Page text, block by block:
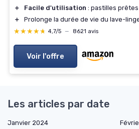
＋
Facile d'utilisation : pastilles
＋
Prolonge la durée de vie du lave-
★★★★★
★★★★★ 4,7/5 — 8621 avis
Voir l'offre
Les articles par date
Janvier 2024